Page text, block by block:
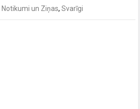
Notikumi un Ziņas,Svarīgi